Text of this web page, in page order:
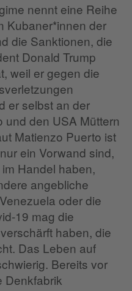
nennt eine Reihe
Kubaner*innen der
die Sanktionen, die
Donald Trump
weil er gegen die
er selbst an der
den USA Müttern
Matienzo Puerto ist
ein Vorwand sind,
Handel haben,
angebliche
oder die
19 mag die
haben, die
Das Leben auf
Bereits vor
Denkfabrik